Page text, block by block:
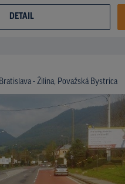
DETAIL
- Žilina, Považská Bystrica